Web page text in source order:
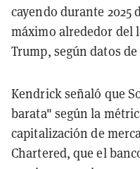
cayendo durante 2025
máximo alrededor del
Trump, según datos
Kendrick señaló que
barata" según la
capitalización de
Chartered, que el